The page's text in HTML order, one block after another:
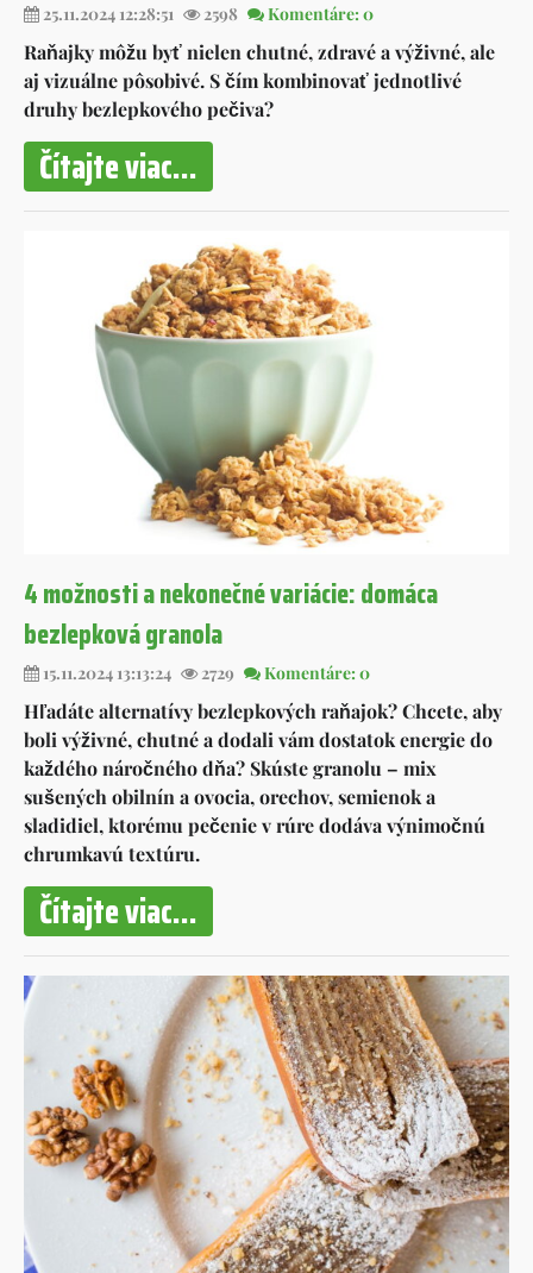
25.11.2024 12:28:51 2598 Komentáre: 0
Raňajky môžu byť nielen chutné, zdravé a výživné, ale
aj vizuálne pôsobivé. S čím kombinovať jednotlivé
druhy bezlepkového pečiva?
Čítajte viac...
4 možnosti a nekonečné variácie: domáca
bezlepková granola
15.11.2024 13:13:24 2729 Komentáre: 0
Hľadáte alternatívy bezlepkových raňajok? Chcete, aby
boli výživné, chutné a dodali vám dostatok energie do
každého náročného dňa? Skúste granolu – mix
sušených obilnín a ovocia, orechov, semienok a
sladidiel, ktorému pečenie v rúre dodáva výnimočnú
chrumkavú textúru.
Čítajte viac...